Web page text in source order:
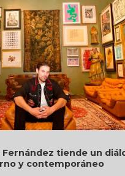
de subasta en España
de México